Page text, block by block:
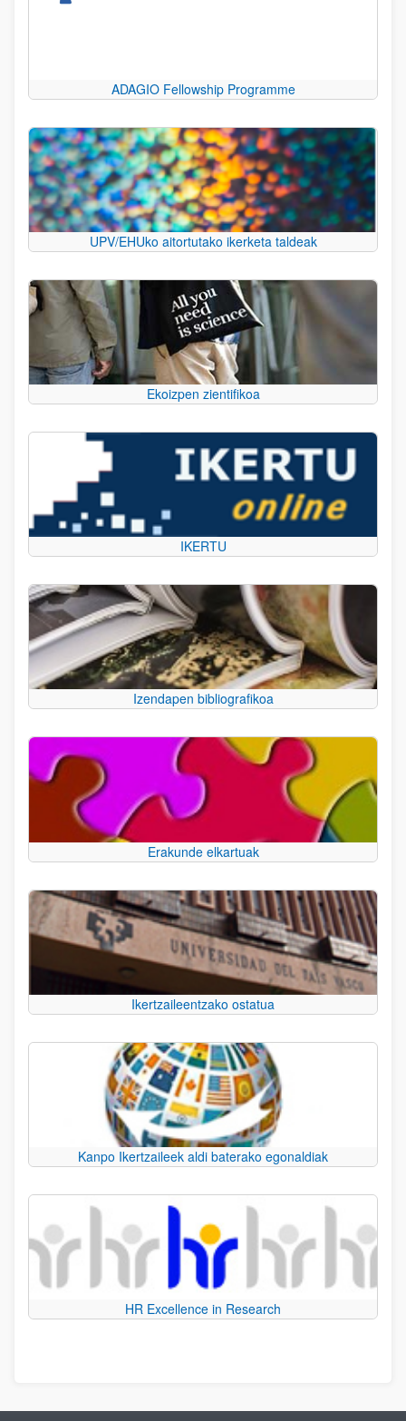
ADAGIO Fellowship Programme
UPV/EHUko aitortutako ikerketa taldeak
Ekoizpen zientifikoa
IKERTU
Izendapen bibliografikoa
Erakunde elkartuak
Ikertzaileentzako ostatua
Kanpo Ikertzaileek aldi baterako egonaldiak
HR Excellence in Research